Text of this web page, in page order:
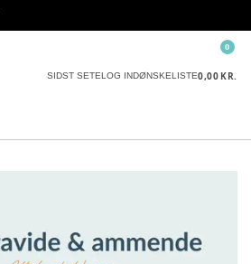
SIDST SETELOG INDØNSKELISTE0,00 KR.
0